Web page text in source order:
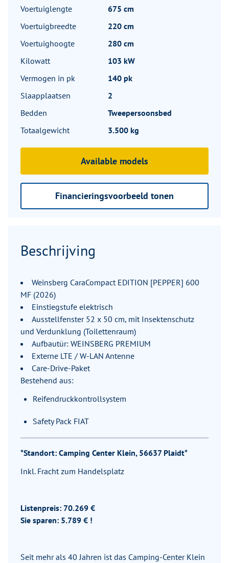
Voertuiglengte
675 cm
Voertuigbreedte
220 cm
Voertuighoogte
280 cm
Kilowatt
103 kW
Vermogen in pk
140 pk
Slaapplaatsen
2
Bedden
Tweepersoonsbed
Totaalgewicht
3.500 kg
Available models
Financieringsvoorbeeld tonen
Beschrijving
Weinsberg CaraCompact EDITION [PEPPER] 600
MF (2026)
Einstiegstufe elektrisch
Ausstellfenster 52 x 50 cm, mit Insektenschutz
und Verdunklung (Toilettenraum)
Aufbautür: WEINSBERG PREMIUM
Externe LTE / W-LAN Antenne
Care-Drive-Paket
Bestehend aus:
Reifendruckkontrollsystem
Safety Pack FIAT
*Standort: Camping Center Klein, 56637 Plaidt*
Inkl. Fracht zum Handelsplatz
Listenpreis: 70.269 €
Sie sparen: 5.789 € !
Seit mehr als 40 Jahren ist das Camping-Center Klein